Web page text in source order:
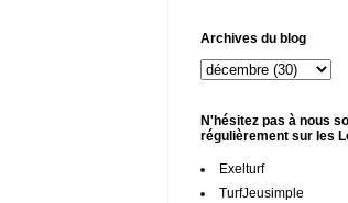
Archives du blog
N'hésitez pas à nous
régulièrement sur les
Exelturf
TurfJeusimple